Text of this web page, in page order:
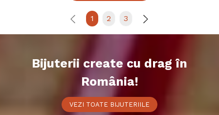
1 2 3
Bijuterii create cu drag în
România!
VEZI TOATE BIJUTERIILE